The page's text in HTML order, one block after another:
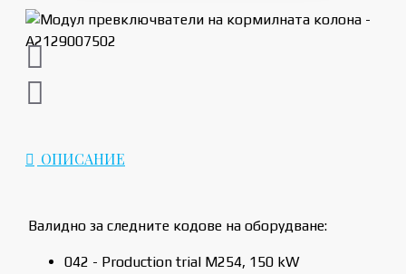
ОПИСАНИЕ
Валидно за следните кодове на оборудване:
042 - Production trial M254, 150 kW